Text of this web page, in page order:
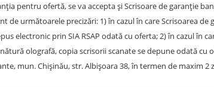
pentru ofertă, se va accepta și Scrisoare de garanție
de următoarele precizări: 1) în cazul în care Scrisoarea
electronic prin SIA RSAP odată cu oferta; 2) în cazul în
olografă, copia scrisorii scanate se depune odată
mun. Chișinău, str. Albișoara 38, în termen de maxim